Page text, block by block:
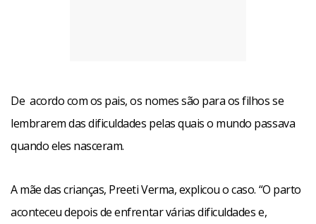
De acordo com os pais, os nomes são para os filhos se
lembrarem das dificuldades pelas quais o mundo passava
quando eles nasceram.
A mãe das crianças, Preeti Verma, explicou o caso. “O parto
aconteceu depois de enfrentar várias dificuldades e,